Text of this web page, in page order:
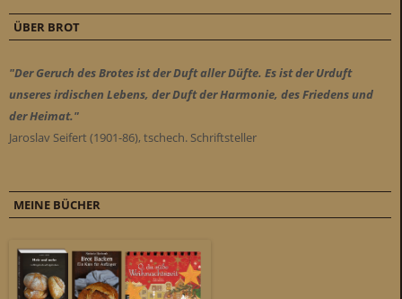
ÜBER BROT
"Der Geruch des Brotes ist der Duft aller Düfte. Es ist der Urduft
unseres irdischen Lebens, der Duft der Harmonie, des Friedens und
der Heimat."
Jaroslav Seifert (1901-86), tschech. Schriftsteller
MEINE BÜCHER